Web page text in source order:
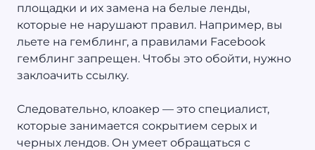
площадки и их замена на белые ленды,
которые не нарушают правил. Например, вы
льете на гемблинг, а правилами Facebook
гемблинг запрещен. Чтобы это обойти, нужно
заклоачить ссылку.
Следовательно, клоакер — это специалист,
которые занимается сокрытием серых и
черных лендов. Он умеет обращаться с